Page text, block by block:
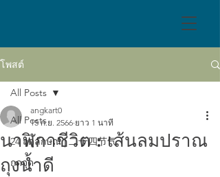
โพสต์
All Posts
24 ฤดูลักษณ์ | 二十四节气
กดจุด
All Posts
นาฬิกาชีวิต : เส้นลมปราณ
ถุงน้ำดี
angkart0
15 ก.ย. 2566 ยาว 1 นาที